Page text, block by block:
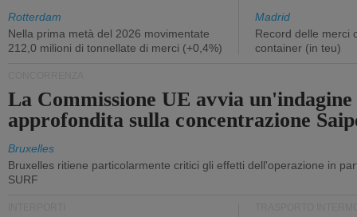
Rotterdam
Nella prima metà del 2026 movimentate
212,0 milioni di tonnellate di merci (+0,4%)
Madrid
Record delle merci
container (in teu)
La Commissione UE avvia un'indagine
approfondita sulla concentrazione
Bruxelles
Bruxelles ritiene particolarmente critici gli effetti dell'operazione in
SURF